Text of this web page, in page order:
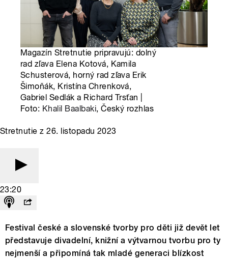
Magazín Stretnutie pripravujú: dolný
rad zľava Elena Kotová, Kamila
Schusterová, horný rad zľava Erik
Šimoňák, Kristína Chrenková,
Gabriel Sedlák a Richard Trsťan |
Foto: Khalil Baalbaki, Český rozhlas
Stretnutie z 26. listopadu 2023
23:20
Festival české a slovenské tvorby pro děti již devět let
představuje divadelní, knižní a výtvarnou tvorbu pro ty
nejmenší a připomíná tak mladé generaci blízkost